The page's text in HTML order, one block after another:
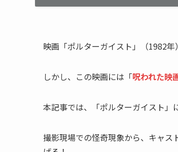
映画「ポルターガイスト」（1982
しかし、この映画には「呪われた映
本記事では、「ポルターガイスト」
撮影現場での怪奇現象から、キャス